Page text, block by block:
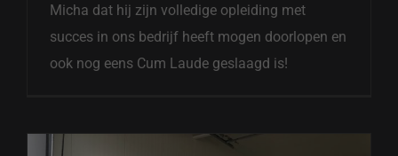
Micha dat hij zijn volledige opleiding met
succes in ons bedrijf heeft mogen doorlopen en
ook nog eens Cum Laude geslaagd is!